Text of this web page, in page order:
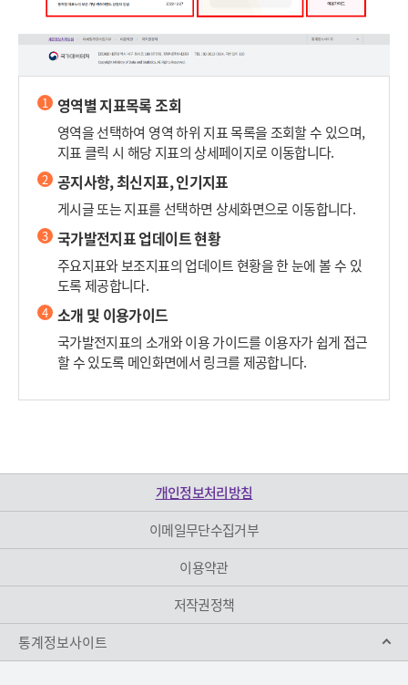
1 영역별 지표목록 조회
영역을 선택하여 영역 하위 지표 목록을 조회할 수 있으며,
지표 클릭 시 해당 지표의 상세페이지로 이동합니다.
2 공지사항, 최신지표, 인기지표
게시글 또는 지표를 선택하면 상세화면으로 이동합니다.
3 국가발전지표 업데이트 현황
주요지표와 보조지표의 업데이트 현황을 한 눈에 볼 수 있
도록 제공합니다.
4 소개 및 이용가이드
국가발전지표의 소개와 이용 가이드를 이용자가 쉽게 접근
할 수 있도록 메인화면에서 링크를 제공합니다.
개인정보처리방침
이메일무단수집거부
이용약관
저작권정책
통계정보사이트